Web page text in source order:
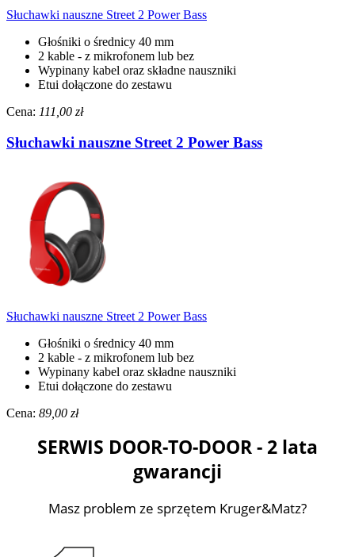
Słuchawki nauszne Street 2 Power Bass
Głośniki o średnicy 40 mm
2 kable - z mikrofonem lub bez
Wypinany kabel oraz składne nauszniki
Etui dołączone do zestawu
Cena: 111,00 zł
Słuchawki nauszne Street 2 Power Bass
Słuchawki nauszne Street 2 Power Bass
Głośniki o średnicy 40 mm
2 kable - z mikrofonem lub bez
Wypinany kabel oraz składne nauszniki
Etui dołączone do zestawu
Cena: 89,00 zł
SERWIS DOOR-TO-DOOR - 2 lata
gwarancji
Masz problem ze sprzętem Kruger&Matz?